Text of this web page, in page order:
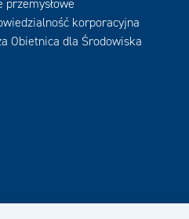
przemysłowe
korporacyjna
Obietnica dla Środowiska